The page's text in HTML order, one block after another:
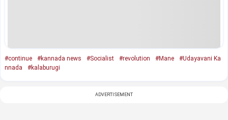
#continue #kannada news #Socialist #revolution #Mane
#Udayavani Ka
nnada
#kalaburugi
ADVERTISEMENT